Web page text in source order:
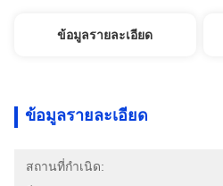
ข้อมูลรายละเอียด
ข้อมูลรายละเอียด
สถานที่กำเนิด: